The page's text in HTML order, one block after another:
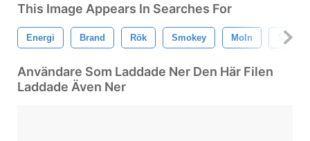
This Image Appears In Searches For
Energi Brand Rök Smokey Moln Stroke
Användare Som Laddade Ner Den Här Filen
Laddade Även Ner